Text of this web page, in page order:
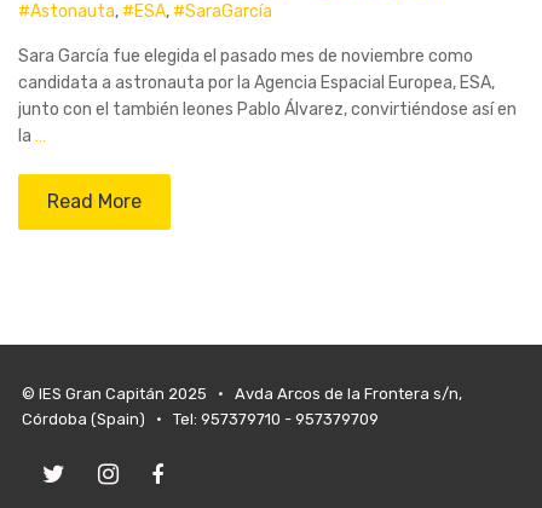
#Astonauta, #ESA, #SaraGarcía
Sara García fue elegida el pasado mes de noviembre como
candidata a astronauta por la Agencia Espacial Europea, ESA,
junto con el también leones Pablo Álvarez, convirtiéndose así en
la …
Read More
© IES Gran Capitán 2025 • Avda Arcos de la Frontera s/n,
Córdoba (Spain) • Tel: 957379710 - 957379709